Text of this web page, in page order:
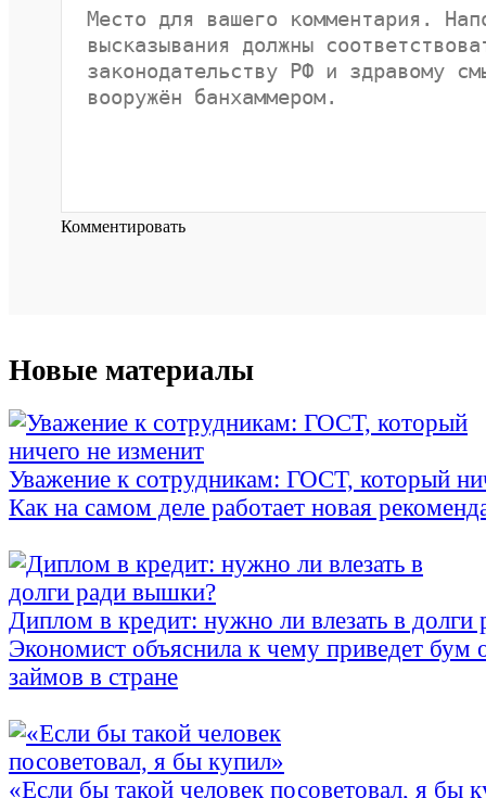
Комментировать
Новые материалы
Уважение к сотрудникам: ГОСТ, который
Как на самом деле работает новая
Диплом в кредит: нужно ли влезать в
Экономист объяснила к чему приведет бум
займов в стране
«Если бы такой человек посоветовал, я бы